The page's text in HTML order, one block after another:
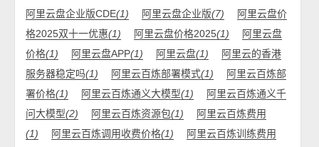
阿里云盘企业版CDE(1) 阿里云盘企业版(7)
阿里云盘价
格2025双十一优惠(1) 阿里云盘价格2025(1)
阿里云盘
价格(1) 阿里云盘APP(1) 阿里云盘(1)
阿里云的香港
服务器稳定吗(1) 阿里云百炼部署模式(1)
阿里云百炼部
署价格(1) 阿里云百炼通义大模型(1)
阿里云百炼通义千
问大模型(2) 阿里云百炼资源包(1)
阿里云百炼费用
(1)
阿里云百炼调用收费价格(1)
阿里云百炼训练费用